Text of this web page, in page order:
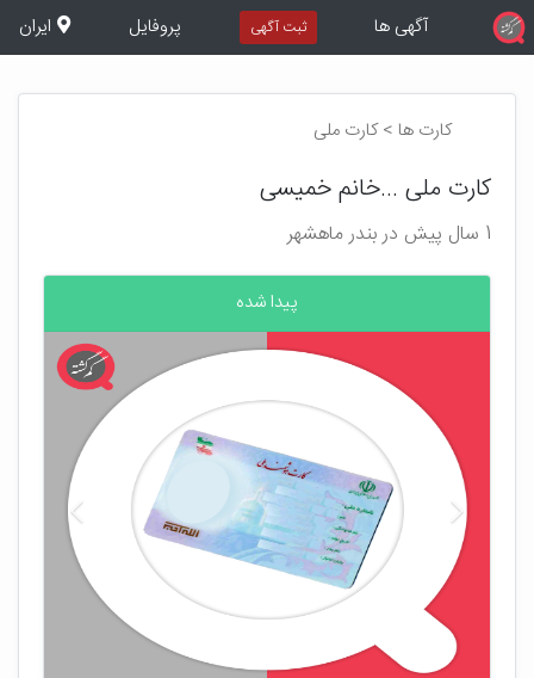
آگهی ها ثبت آگهی پروفایل ایران
کارت ها > کارت ملی
کارت ملی ...خانم خمیسی
1 سال پیش در بندر ماهشهر
پیدا شده
قبلی